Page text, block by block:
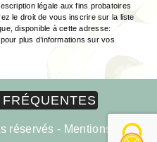
légale aux fins probatoires
le droit de vous inscrire sur la liste
disponible à cette adresse:
plus d’informations sur vos
réservés - Mentions